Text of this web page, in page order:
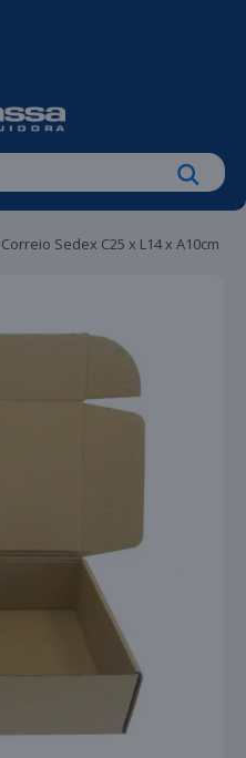
Sedex C25 x L14 x A10cm